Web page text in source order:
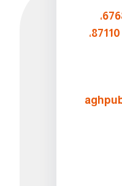
شارع ماونتن، الشقة 6768،
ألبوكيركي، نيومكسيكو 87110،